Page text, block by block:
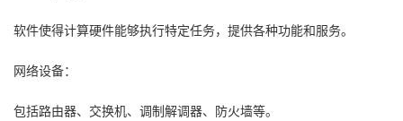
软件使得计算硬件能够执行特定任务，提供各种功能和服务。
网络设备：
包括路由器、交换机、调制解调器、防火墙等。